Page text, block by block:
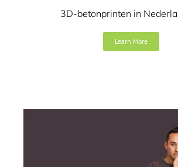
3D-betonprinten in
Learn More
Word blij, word